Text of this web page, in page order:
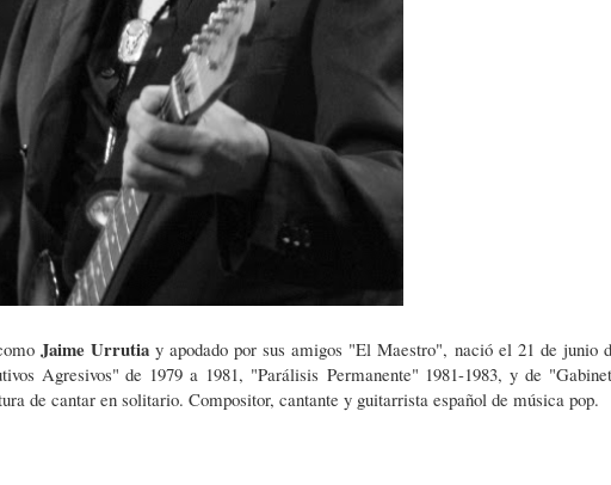
Jaime Urrutiay apodado por sus amigos "El Maestro", nació el 21 de junio
Agresivos" de 1979 a 1981, "Parálisis Permanente" 1981-1983, y de
de cantar en solitario. Compositor, cantante y guitarrista español de música pop.